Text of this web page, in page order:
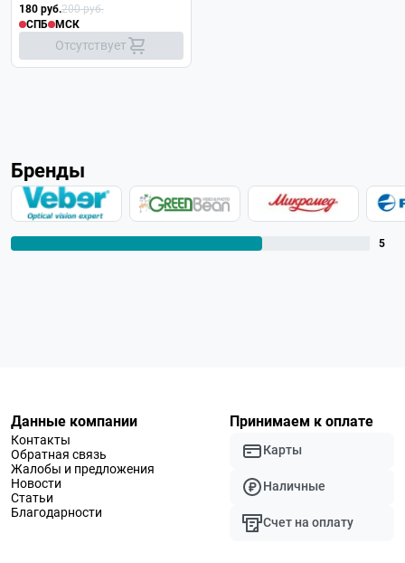
180 руб.200 руб.
СПБ
МСК
Отсутствует
Бренды
5
Данные компании
Контакты
Обратная связь
Жалобы и предложения
Новости
Статьи
Благодарности
Принимаем к оплате
Карты
Наличные
Счет на оплату